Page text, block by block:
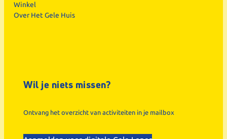
Winkel
Over Het Gele Huis
Wil je niets missen?
Ontvang het overzicht van activiteiten in je mailbox